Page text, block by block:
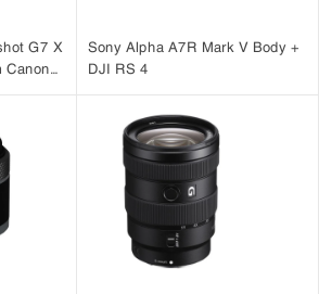
G7 X
Canon
Sony Alpha A7R Mark V Body +
DJI RS 4